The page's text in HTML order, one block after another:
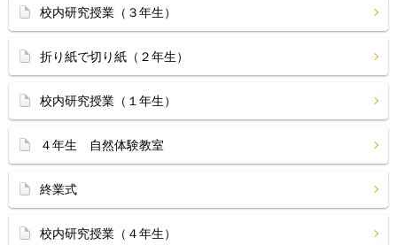
校内研究授業（３年生）
折り紙で切り紙（２年生）
校内研究授業（１年生）
４年生 自然体験教室
終業式
校内研究授業（４年生）